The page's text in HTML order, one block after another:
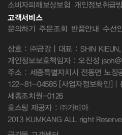
소비자피해보상보험 개인정보취급
고객서비스
문의하기 주문조회 반품안내 수선
상호 : ㈜금강 | 대표 : SHIN
개인정보보호책임자 : 오진성
주소 : 세종특별자치시 전동면 노장
122-81-04585 [사업자정보확인] |
세종조치원-0126
호스팅 제공자 : ㈜가비아
2013 KUMKANG ALL right